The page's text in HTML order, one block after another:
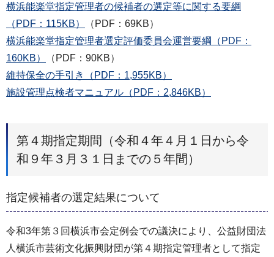
横浜能楽堂指定管理者の候補者の選定等に関する要綱
（PDF：115KB）
（PDF：69KB）
横浜能楽堂指定管理者選定評価委員会運営要綱（PDF：
160KB）
（PDF：90KB）
維持保全の手引き（PDF：1,955KB）
施設管理点検者マニュアル（PDF：2,846KB）
第４期指定期間（令和４年４月１日から令
和９年３月３１日までの５年間）
指定候補者の選定結果について
令和3年第３回横浜市会定例会での議決により、公益財団法
人横浜市芸術文化振興財団が第４期指定管理者として指定